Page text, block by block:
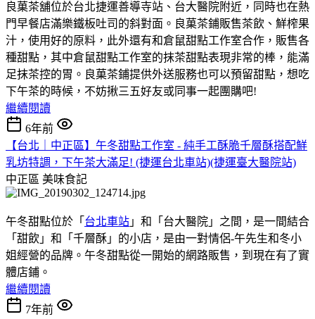
良菓茶舖位於台北捷運善導寺站、台大醫院附近，同時也在熱
門早餐店滿樂鐵板吐司的斜對面。良菓茶鋪販售茶飲、鮮榨果
汁，使用好的原料，此外還有和倉鼠甜點工作室合作，販售各
種甜點，其中倉鼠甜點工作室的抹茶甜點表現非常的棒，能滿
足抹茶控的胃。良菓茶鋪提供外送服務也可以預留甜點，想吃
下午茶的時候，不妨揪三五好友或同事一起團購吧!
繼續閱讀
6年前
【台北｜中正區】午冬甜點工作室 - 純手工酥脆千層酥搭配鮮
乳坊特調，下午茶大滿足! (捷運台北車站)(捷運臺大醫院站)
中正區 美味食記
午冬甜點位於「 台北車站 」和「台大醫院」之間，是一間結合
「甜飲」和「千層酥」的小店，是由一對情侶-午先生和冬小
姐經營的品牌。午冬甜點從一開始的網路販售，到現在有了實
體店鋪。
繼續閱讀
7年前